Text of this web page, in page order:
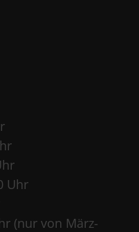
Uhr
(nur von März-